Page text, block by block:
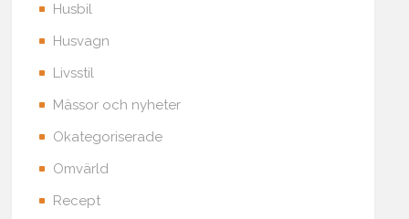
Husbil
Husvagn
Livsstil
Mässor och nyheter
Okategoriserade
Omvärld
Recept